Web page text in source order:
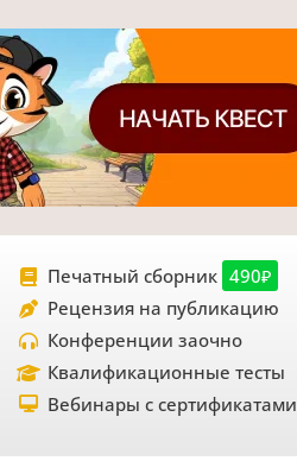
Печатный сборник 490₽
Рецензия на публикацию
Конференции заочно
Квалификационные тесты
Вебинары с сертификатами